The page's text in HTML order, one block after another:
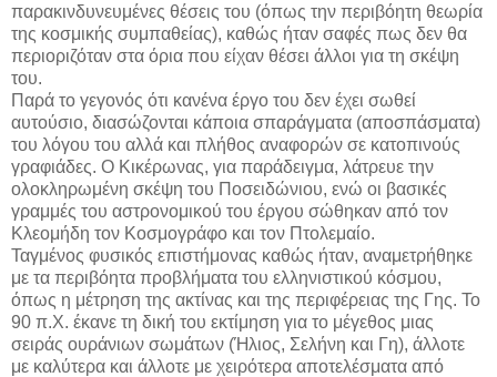
παρακινδυνευμένες θέσεις του (όπως την περιβόητη θεωρία
της κοσμικής συμπαθείας), καθώς ήταν σαφές πως δεν θα
περιοριζόταν στα όρια που είχαν θέσει άλλοι για τη σκέψη
του.
Παρά το γεγονός ότι κανένα έργο του δεν έχει σωθεί
αυτούσιο, διασώζονται κάποια σπαράγματα (αποσπάσματα)
του λόγου του αλλά και πλήθος αναφορών σε κατοπινούς
γραφιάδες. Ο Κικέρωνας, για παράδειγμα, λάτρευε την
ολοκληρωμένη σκέψη του Ποσειδώνιου, ενώ οι βασικές
γραμμές του αστρονομικού του έργου σώθηκαν από τον
Κλεομήδη τον Κοσμογράφο και τον Πτολεμαίο.
Ταγμένος φυσικός επιστήμονας καθώς ήταν, αναμετρήθηκε
με τα περιβόητα προβλήματα του ελληνιστικού κόσμου,
όπως η μέτρηση της ακτίνας και της περιφέρειας της Γης. Το
90 π.Χ. έκανε τη δική του εκτίμηση για το μέγεθος μιας
σειράς ουράνιων σωμάτων (Ήλιος, Σελήνη και Γη), άλλοτε
με καλύτερα και άλλοτε με χειρότερα αποτελέσματα από